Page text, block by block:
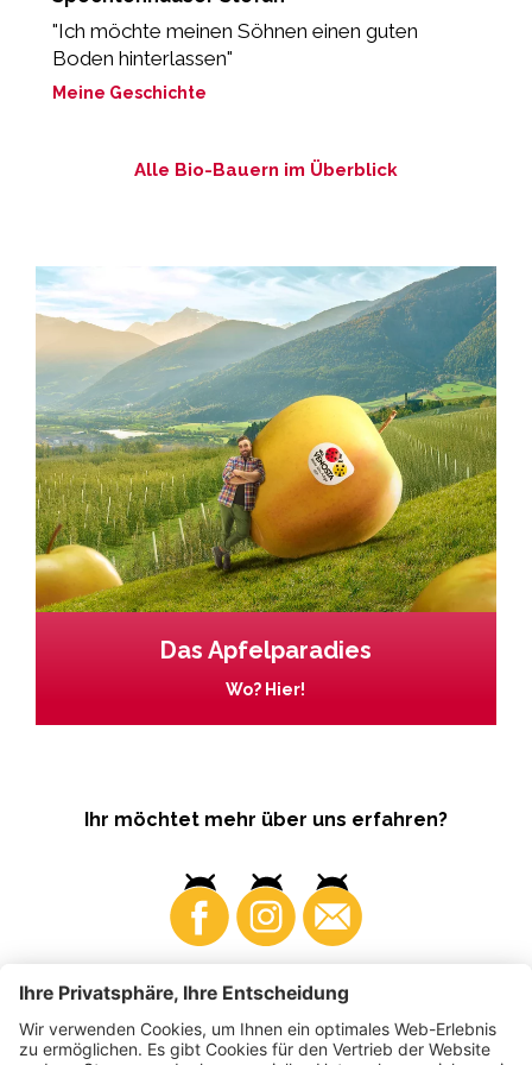
"Ich möchte meinen Söhnen einen guten
Boden hinterlassen"
Meine Geschichte
Alle Bio-Bauern im Überblick
Das Apfelparadies
Wo? Hier!
Ihr möchtet mehr über uns erfahren?
Business Produzenten